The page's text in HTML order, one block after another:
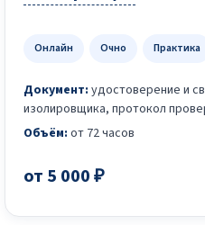
Онлайн Очно Практика
Документ: удостоверение и
изолировщика, протокол
Объём: от 72 часов
от 5 000 ₽